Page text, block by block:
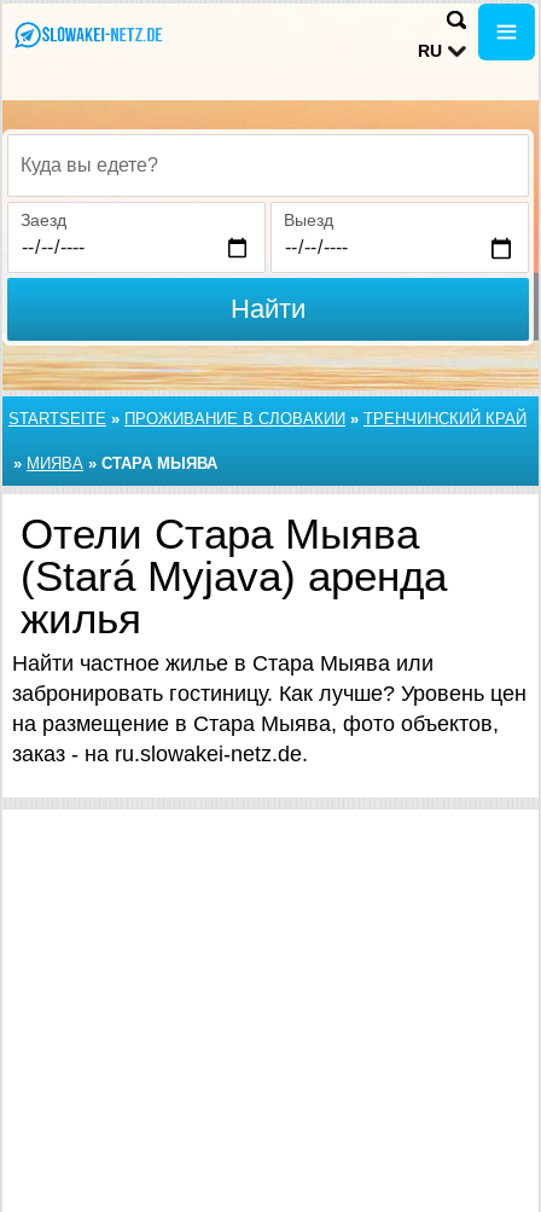
RU
Куда вы едете?
Заезд Выезд
Найти
STARTSEITE » ПРОЖИВАНИЕ В СЛОВАКИИ » ТРЕНЧИНСКИЙ КРАЙ
» МИЯВА » СТАРА МЫЯВА
Отели Стара Мыява
(Stará Myjava) аренда
жилья
Найти частное жилье в Стара Мыява или
забронировать гостиницу. Как лучше? Уровень цен
на размещение в Стара Мыява, фото объектов,
заказ - на ru.slowakei-netz.de.